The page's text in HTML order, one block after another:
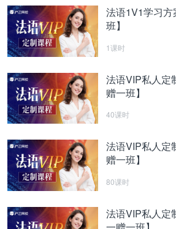
♍ Vierge
处女座
Du 24 août
septembre
8.24-9.22
♎ Balance
天秤座
octobre
9.23-10.22
♏
天蝎座
novembre
10.23-11.21
Sagittaire
射手座
Du 22
11.22-12.21
法语1V1学习
班】
1课时
法语VIP私人定
赠一班】
40课时
法语VIP私人定
赠一班】
80课时
法语VIP私人定